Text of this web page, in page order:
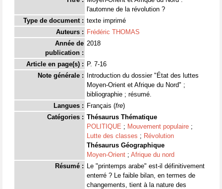
l'automne de la révolution ?
Type de document : texte imprimé
Auteurs : Frédéric THOMAS
Année de
publication :
2018
Article en page(s) : P. 7-16
Note générale :
Introduction du dossier "État des luttes
Moyen-Orient et Afrique du Nord" ;
bibliographie ; résumé.
Langues : Français (fre)
Catégories : Thésaurus Thématique
POLITIQUE ; Mouvement populaire ;
Lutte des classes ; Révolution
Thésaurus Géographique
Moyen-Orient ; Afrique du nord
Résumé : Le "printemps arabe" est-il définitivement
enterré ? Le faible bilan, en termes de
changements, tient à la nature des